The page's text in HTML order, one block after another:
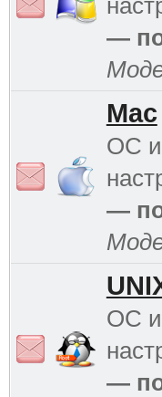
—
Mac
ОС и
—
ОС и
—